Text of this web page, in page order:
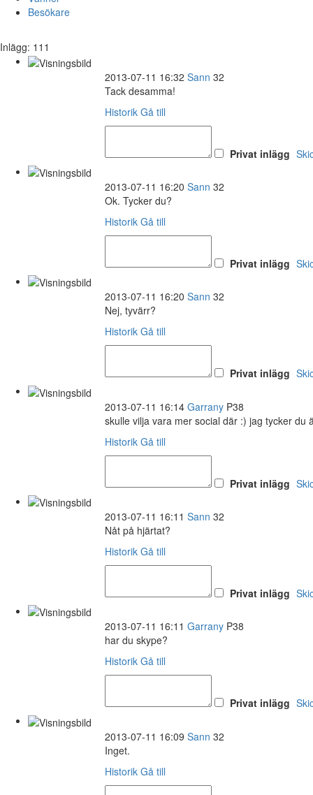
Besökare
Inlägg: 111
2013-07-11 16:32 Sann 32
Tack desamma!
Historik Gå till
Privat inlägg
2013-07-11 16:20 Sann 32
Ok. Tycker du?
Historik Gå till
Privat inlägg
2013-07-11 16:20 Sann 32
Nej, tyvärr?
Historik Gå till
Privat inlägg
2013-07-11 16:14 Garrany P38
skulle vilja vara mer social där :) jag tycker du
Historik Gå till
Privat inlägg
2013-07-11 16:11 Sann 32
Nåt på hjärtat?
Historik Gå till
Privat inlägg
2013-07-11 16:11 Garrany P38
har du skype?
Historik Gå till
Privat inlägg
2013-07-11 16:09 Sann 32
Inget.
Historik Gå till